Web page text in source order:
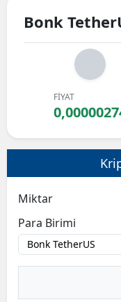
Bonk
FİYAT
Miktar
Para Birimi